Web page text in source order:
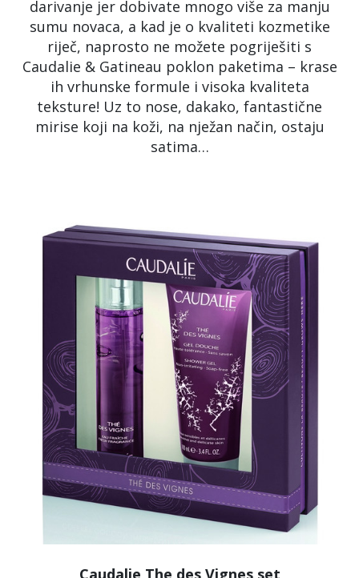
darivanje jer dobivate mnogo više za manju
sumu novaca, a kad je o kvaliteti kozmetike
riječ, naprosto ne možete pogriješiti s
Caudalie & Gatineau poklon paketima – krase
ih vrhunske formule i visoka kvaliteta
teksture! Uz to nose, dakako, fantastične
mirise koji na koži, na nježan način, ostaju
satima…
Caudalie The des Vignes set